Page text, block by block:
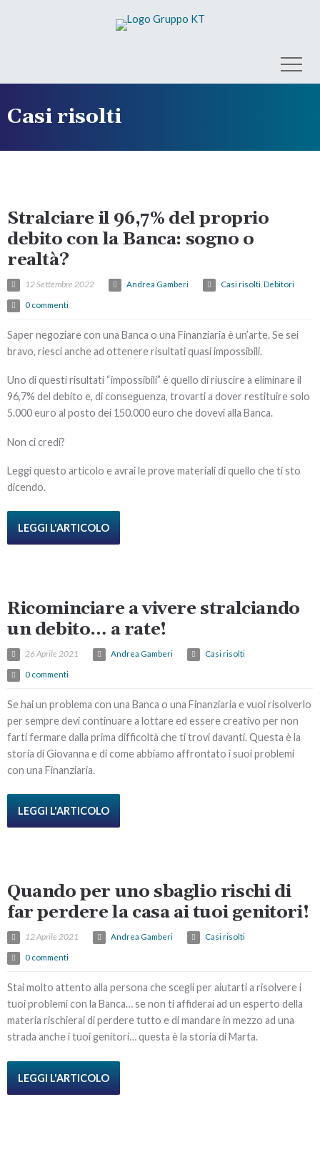
Casi risolti
Stralciare il 96,7% del proprio
debito con la Banca: sogno o
realtà?
12 Settembre 2022 Andrea Gamberi Casi risolti Debitori
0 commenti
Saper negoziare con una Banca o una Finanziaria è un’arte. Se sei
bravo, riesci anche ad ottenere risultati quasi impossibili.
Uno di questi risultati “impossibili” è quello di riuscire a eliminare il
96,7% del debito e, di conseguenza, trovarti a dover restituire solo
5.000 euro al posto dei 150.000 euro che dovevi alla Banca.
Non ci credi?
Leggi questo articolo e avrai le prove materiali di quello che ti sto
dicendo.
LEGGI L'ARTICOLO
Ricominciare a vivere stralciando
un debito… a rate!
26 Aprile 2021 Andrea Gamberi Casi risolti
0 commenti
Se hai un problema con una Banca o una Finanziaria e vuoi risolverlo
per sempre devi continuare a lottare ed essere creativo per non
farti fermare dalla prima difficoltà che ti trovi davanti. Questa è la
storia di Giovanna e di come abbiamo affrontato i suoi problemi
con una Finanziaria.
LEGGI L'ARTICOLO
Quando per uno sbaglio rischi di
far perdere la casa ai tuoi genitori!
12 Aprile 2021 Andrea Gamberi Casi risolti
0 commenti
Stai molto attento alla persona che scegli per aiutarti a risolvere i
tuoi problemi con la Banca… se non ti affiderai ad un esperto della
materia rischierai di perdere tutto e di mandare in mezzo ad una
strada anche i tuoi genitori… questa è la storia di Marta.
LEGGI L'ARTICOLO